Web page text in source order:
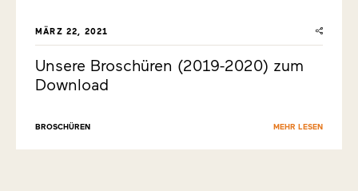
MÄRZ 22, 2021
Unsere Broschüren (2019-2020) zum
Download
BROSCHÜREN MEHR LESEN